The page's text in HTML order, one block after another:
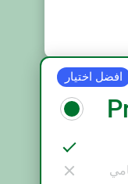
افضل اختيار